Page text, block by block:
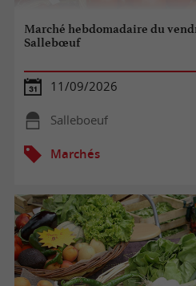
Marché hebdomadaire du
Sallebœuf
11/09/2026
Salleboeuf
Marchés